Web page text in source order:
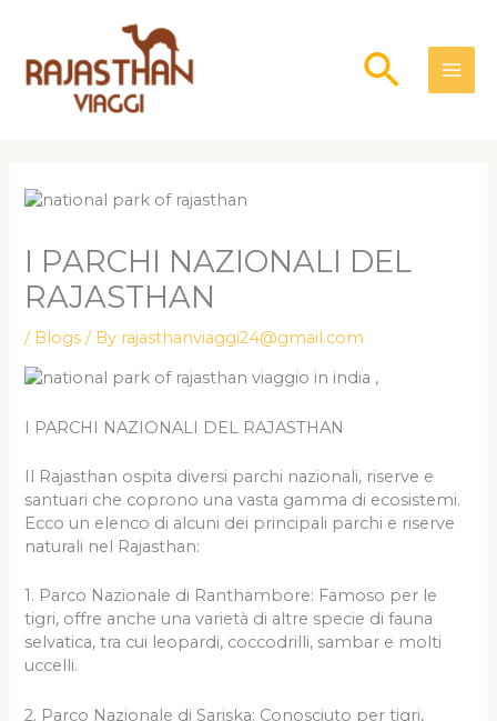
content
I PARCHI NAZIONALI DEL
RAJASTHAN
/ Blogs / By rajasthanviaggi24@gmail.com
viaggio in india ,
I PARCHI NAZIONALI DEL RAJASTHAN
Il Rajasthan ospita diversi parchi nazionali, riserve e
santuari che coprono una vasta gamma di ecosistemi.
Ecco un elenco di alcuni dei principali parchi e riserve
naturali nel Rajasthan:
1. Parco Nazionale di Ranthambore: Famoso per le
tigri, offre anche una varietà di altre specie di fauna
selvatica, tra cui leopardi, coccodrilli, sambar e molti
uccelli.
2. Parco Nazionale di Sariska: Conosciuto per tigri,